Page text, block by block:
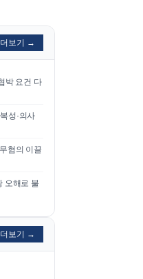
더보기 →
박 요건 다
성·의사
혐의 이끌
오해로 불
더보기 →